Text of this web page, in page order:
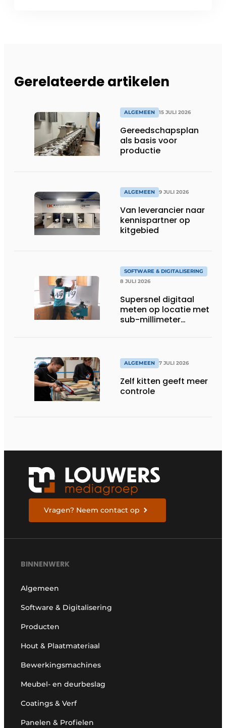
Gerelateerde artikelen
ALGEMEEN 15 JULI 2026
Gereedschapsplan
als basis voor
productie
ALGEMEEN 9 JULI 2026
Van leverancier naar
kennispartner op
kitgebied
SOFTWARE & DIGITALISERING
8 JULI 2026
Supersnel digitaal
meten op locatie met
sub-millimeter
ALGEMEEN 7 JULI 2026
Zelf kitten geeft meer
controle
Vragen? Neem contact op
BINNENWERK
Algemeen
Software & Digitalisering
Producten
Hout & Plaatmateriaal
Bewerkingsmachines
Meubel- en deurbeslag
Coatings & Verf
Panelen & Profielen